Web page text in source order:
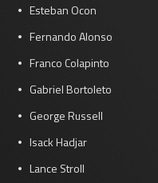
Esteban Ocon
Fernando Alonso
Franco Colapinto
Gabriel Bortoleto
George Russell
Isack Hadjar
Lance Stroll